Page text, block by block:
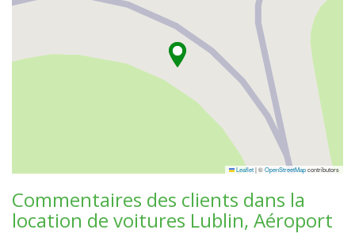
Leaflet|©OpenStreetMapcontributors
Commentaires des clients dans la
location de voitures Lublin, Aéroport